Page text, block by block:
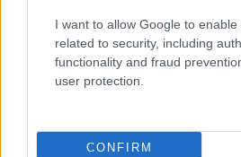
I want to allow Google to enable
related to security, including
functionality and fraud
user protection.
CONFIRM